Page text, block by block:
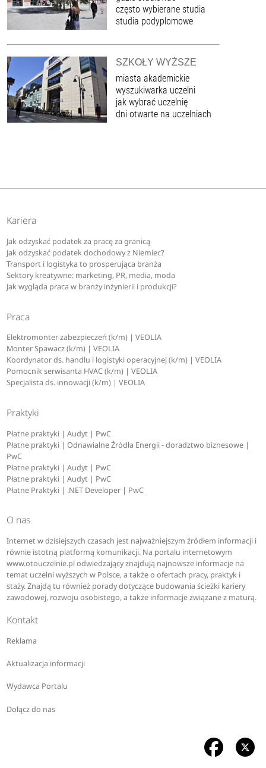
często wybierane studia
studia podyplomowe
SZKOŁY WYŻSZE
miasta akademickie
wyszukiwarka uczelni
jak wybrać uczelnię
dni otwarte na uczelniach
Kariera
Jak odzyskać podatek za pracę za granicą
Jak odzyskać podatek dochodowy z Niemiec?
Transport i logistyka to prosperująca branża
Sektory kreatywne: marketing, PR, media, moda
Jak wygląda praca w branży inżynierii i produkcji?
Praca
Elektromonter zabezpieczeń (k/m) | VEOLIA
Monter Spawacz (k/m) | VEOLIA
Koordynator ds. handlu i logistyki operacyjnej (k/m) | VEOLIA
Pomocnik serwisanta HVAC (k/m) | VEOLIA
Specjalista ds. innowacji (k/m) | VEOLIA
Praktyki
Płatne praktyki | Audyt | PwC
Płatne praktyki | Odnawialne Źródła Energii - doradztwo biznesowe |
PwC
Płatne praktyki | Audyt | PwC
Płatne praktyki | Audyt | PwC
Płatne Praktyki | .NET Developer | PwC
O nas
Internet w dzisiejszych czasach jest najważniejszym źródłem informacji i
równie istotną platformą komunikacji. Na portalu internetowym
www.otouczelnie.pl odwiedzający znajdują najnowsze informacje na
temat uczelni wyższych w Polsce, a także o ofertach pracy, praktyk i
staży. Znajdą tu również porady dotyczące budowania ścieżki kariery
zawodowej, rozwoju osobistego, a także informacje związane z maturą.
Kontakt
Reklama
Aktualizacja informacji
Wydawca Portalu
Dołącz do nas